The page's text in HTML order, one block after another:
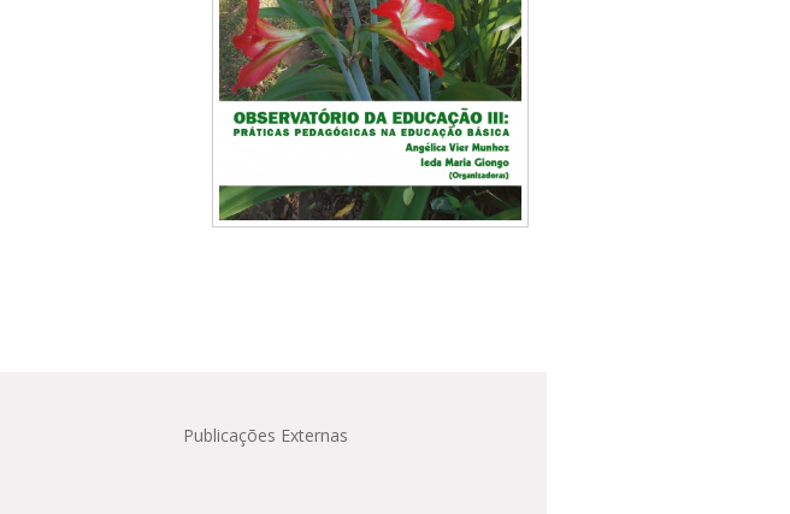
Publicações Externas